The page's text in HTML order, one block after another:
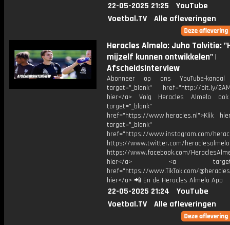
22-05-2025 21:25
YouTube
Voetbal.TV
Alle afleveringen
Heracles Almelo: Juho Talvitie:
mijzelf kunnen ontwikkelen" |
Afscheidsinterview
Abonneer op ons YouTube-
target="_blank" href="http://bit.ly/
hier</a> Volg Heracles Almelo
target="_blank"
href="https://www.heracles.nl">Klik
target="_blank"
href="https://www.instagram.com/
https://www.twitter.com/heraclesalmelo
https://www.facebook.com/
hier</a> <a
href="https://www.TikTok.com/
hier</a> 📲 En de Heracles Almelo App
22-05-2025 21:24
YouTube
Voetbal.TV
Alle afleveringen